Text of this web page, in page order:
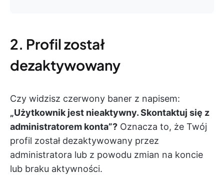
2. Profil został
dezaktywowany
Czy widzisz czerwony baner z napisem:
„Użytkownik jest nieaktywny. Skontaktuj się z
administratorem konta”? Oznacza to, że Twój
profil został dezaktywowany przez
administratora lub z powodu zmian na koncie
lub braku aktywności.